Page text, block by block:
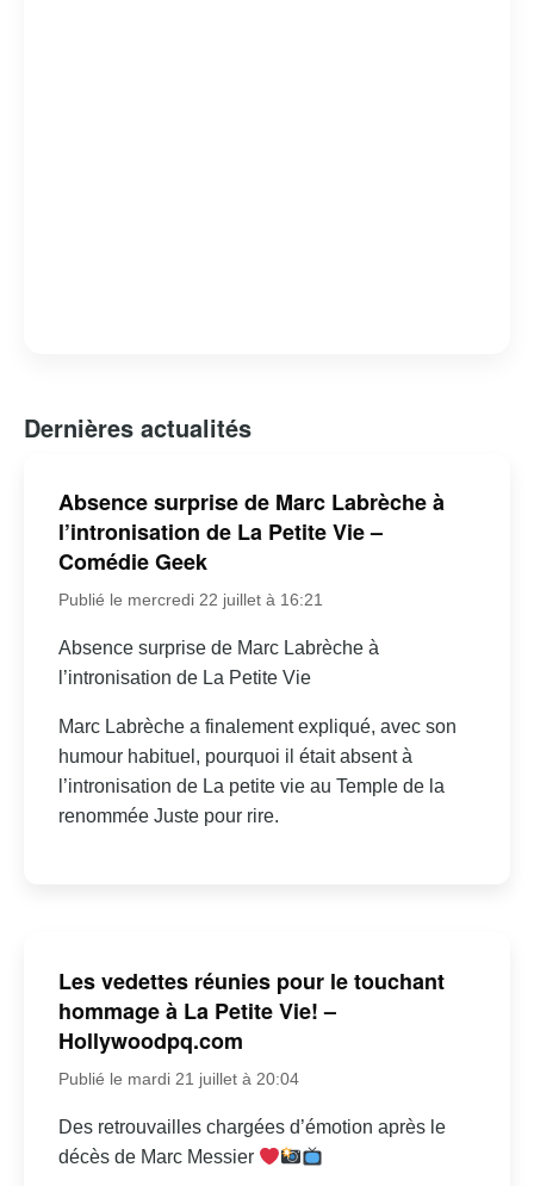
Dernières actualités
Absence surprise de Marc Labrèche à
l’intronisation de La Petite Vie –
Comédie Geek
Publié le mercredi 22 juillet à 16:21
Absence surprise de Marc Labrèche à
l’intronisation de La Petite Vie
Marc Labrèche a finalement expliqué, avec son
humour habituel, pourquoi il était absent à
l’intronisation de La petite vie au Temple de la
renommée Juste pour rire.
Les vedettes réunies pour le touchant
hommage à La Petite Vie! –
Hollywoodpq.com
Publié le mardi 21 juillet à 20:04
Des retrouvailles chargées d’émotion après le
décès de Marc Messier